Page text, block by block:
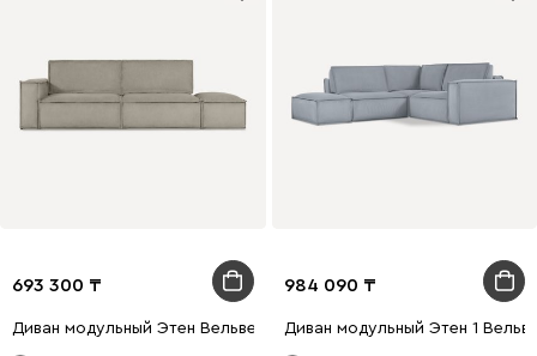
693 300
Диван модульный Этен Вельвет Бежевый
984 090
Диван модульный Этен 1